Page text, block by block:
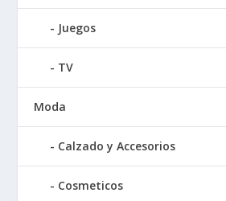
Juegos
TV
Moda
Calzado y Accesorios
Cosmeticos